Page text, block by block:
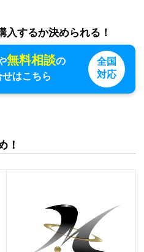
入するか決められる！
無料相談の
はこちら
全国
対応
！